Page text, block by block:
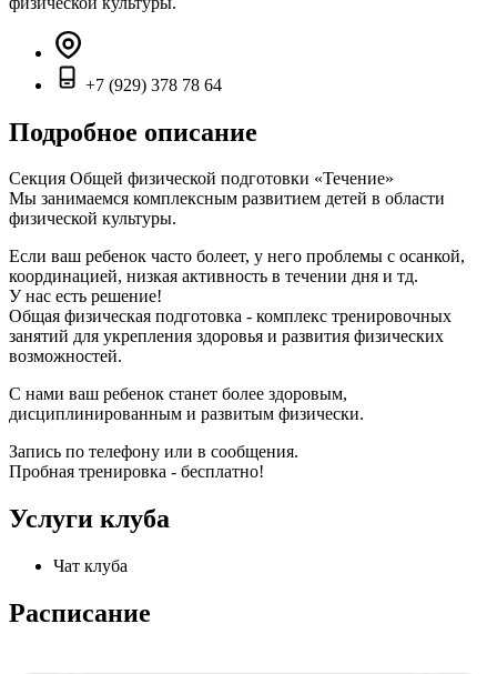
+7 (929) 378 78 64
Подробное описание
Секция Общей физической подготовки «Течение»
Мы занимаемся комплексным развитием детей в области
физической культуры.
Если ваш ребенок часто болеет, у него проблемы с осанкой,
координацией, низкая активность в течении дня и тд.
У нас есть решение!
Общая физическая подготовка - комплекс тренировочных
занятий для укрепления здоровья и развития физических
возможностей.
С нами ваш ребенок станет более здоровым,
дисциплинированным и развитым физически.
Запись по телефону или в сообщения.
Пробная тренировка - бесплатно!
Услуги клуба
Чат клуба
Расписание